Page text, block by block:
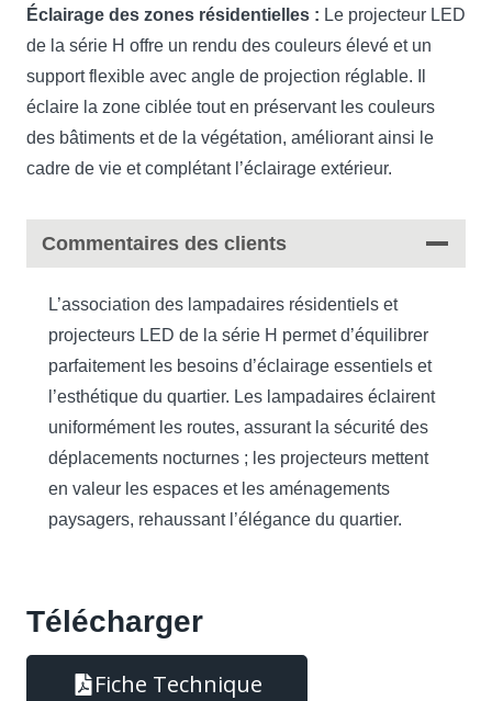
Éclairage des zones résidentielles : Le projecteur LED
de la série H offre un rendu des couleurs élevé et un
support flexible avec angle de projection réglable. Il
éclaire la zone ciblée tout en préservant les couleurs
des bâtiments et de la végétation, améliorant ainsi le
cadre de vie et complétant l’éclairage extérieur.
Commentaires des clients
L’association des lampadaires résidentiels et
projecteurs LED de la série H permet d’équilibrer
parfaitement les besoins d’éclairage essentiels et
l’esthétique du quartier. Les lampadaires éclairent
uniformément les routes, assurant la sécurité des
déplacements nocturnes ; les projecteurs mettent
en valeur les espaces et les aménagements
paysagers, rehaussant l’élégance du quartier.
Télécharger
Fiche Technique